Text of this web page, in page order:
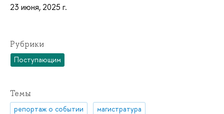
23 июня, 2025 г.
Рубрики
Поступающим
Темы
репортаж о событии магистратура